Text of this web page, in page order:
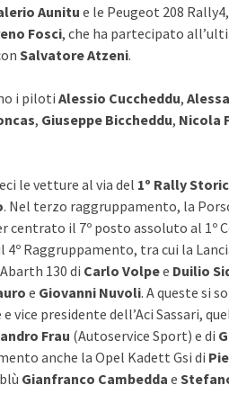
Aunitu e le Peugeot 208
Fosci, che ha partecipato
Salvatore Atzeni.
i piloti Alessio Cuccheddu,
, Giuseppe Biccheddu, Nicola
le vetture al via del 1º Rally
. Nel terzo raggruppamento, la
il 7º posto assoluto al 1º
Raggruppamento, tra cui la
130 di Carlo Volpee Duilio
e Giovanni Nuvoli. A queste si
vice presidente dell’Aci Sassari,
Frau (Autoservice Sport) e di
anche la Opel Kadett Gsi di
Gianfranco Cambedda e